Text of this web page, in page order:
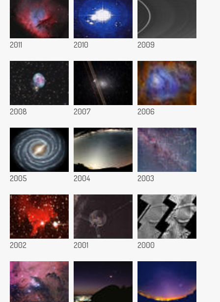
2011 2010 2009
2008 2007 2006
2005 2004 2003
2002 2001 2000